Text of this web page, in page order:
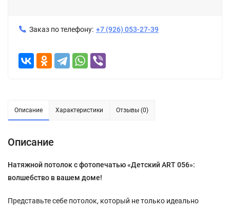
Заказ по телефону: +7 (926) 053-27-39
Описание Характеристики Отзывы (0)
Описание
Натяжной потолок с фотопечатью «Детский ART 056»:
волшебство в вашем доме!
Представьте себе потолок, который не только идеально